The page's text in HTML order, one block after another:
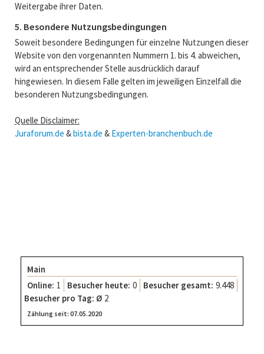
Weitergabe ihrer Daten.
5. Besondere Nutzungsbedingungen
Soweit besondere Bedingungen für einzelne Nutzungen dieser
Website von den vorgenannten Nummern 1. bis 4. abweichen,
wird an entsprechender Stelle ausdrücklich darauf
hingewiesen. In diesem Falle gelten im jeweiligen Einzelfall die
besonderen Nutzungsbedingungen.
Quelle Disclaimer:
Juraforum.de &bista.de & Experten-branchenbuch.de
Main
Online: 1 Besucher heute: 0 Besucher gesamt: 9.448
Besucher pro Tag: Ø 2
Zählung seit: 07.05.2020